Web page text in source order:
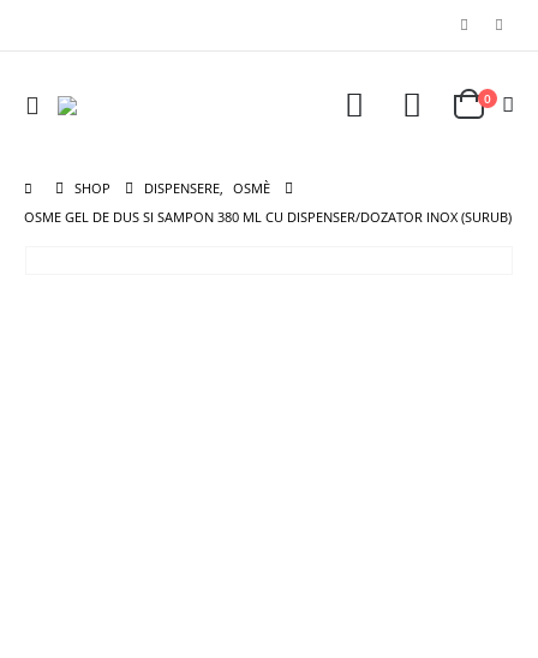
0
SHOP DISPENSERE, OSMÈ
OSME GEL DE DUS SI SAMPON 380 ML CU DISPENSER/DOZATOR INOX (SURUB)